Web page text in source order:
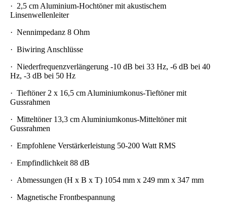
· 2,5 cm Aluminium-Hochtöner mit akustischem
Linsenwellenleiter
· Nennimpedanz 8 Ohm
· Biwiring Anschlüsse
· Niederfrequenzverlängerung -10 dB bei 33 Hz, -6 dB bei 40
Hz, -3 dB bei 50 Hz
· Tieftöner 2 x 16,5 cm Aluminiumkonus-Tieftöner mit
Gussrahmen
· Mitteltöner 13,3 cm Aluminiumkonus-Mitteltöner mit
Gussrahmen
· Empfohlene Verstärkerleistung 50-200 Watt RMS
· Empfindlichkeit 88 dB
· Abmessungen (H x B x T) 1054 mm x 249 mm x 347 mm
· Magnetische Frontbespannung